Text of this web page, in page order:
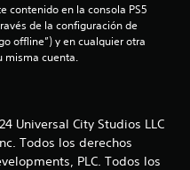
s
e
u
n
contenido en la consola PS5
de la configuración de
offline”) y en cualquier otra
misma cuenta.
Universal City Studios LLC
Todos los derechos
PLC. Todos los